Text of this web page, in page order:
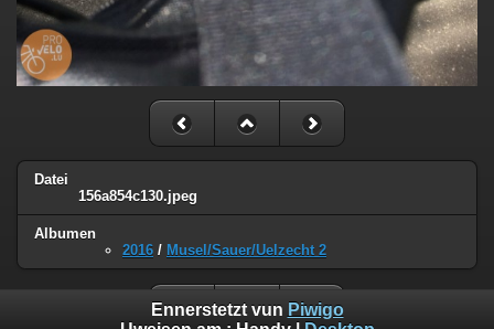
Datei
156a854c130.jpeg
Albumen
2016 / Musel/Sauer/Uelzecht 2
Ennerstetzt vun Piwigo